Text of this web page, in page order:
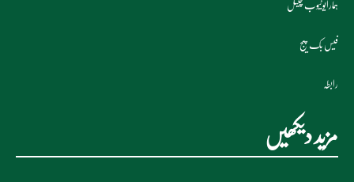
ہمارایوٹیوب چینل
فیس بک پیج
رابطہ
مزید دیکھیں